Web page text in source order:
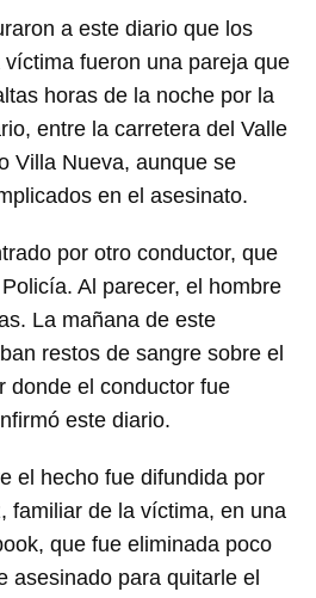
a este diario que los
fueron una pareja que
horas de la noche por la
entre la carretera del Valle
Villa Nueva, aunque se
en el asesinato.
por otro conductor, que
Al parecer, el hombre
La mañana de este
restos de sangre sobre el
donde el conductor fue
este diario.
el hecho fue difundida por
familiar de la víctima, en una
que fue eliminada poco
asesinado para quitarle el